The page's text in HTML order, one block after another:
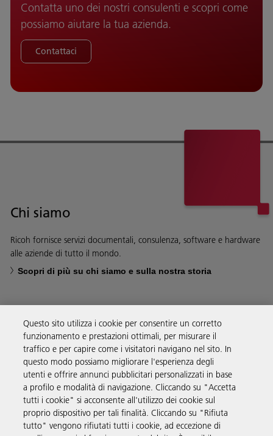
Contatta uno dei nostri consulenti e scopri come
possiamo aiutare la tua azienda.
Contattaci
Chi siamo
Ricoh fornisce servizi documentali, consulenza, software e hardware
alle aziende di tutto il mondo.
Scopri di più su chi siamo e sulla nostra storia
Soluzioni
Prodotti e servizi
Supporto
Questo sito utilizza i cookie per consentire un corretto
funzionamento e prestazioni ottimali, per misurare il
traffico e per capire come i visitatori navigano nel sito. In
questo modo possiamo migliorare l'esperienza degli
utenti e offrire annunci pubblicitari personalizzati in base
a profilo e modalità di navigazione. Cliccando su "Accetta
tutti i cookie" si acconsente all'utilizzo dei cookie sul
proprio dispositivo per tali finalità. Cliccando su "Rifiuta
tutto" vengono rifiutati tutti i cookie, ad eccezione di